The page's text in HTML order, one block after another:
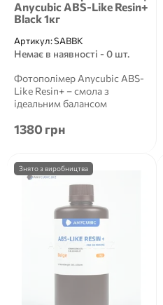
Anycubic ABS-Like Resin+
Black 1кг
Артикул:SABBK
Немає в наявності - 0 шт.
Фотополімер Anycubic ABS-
Like Resin+ – смола з
ідеальним балансом
1380 грн
Знято з виробництва